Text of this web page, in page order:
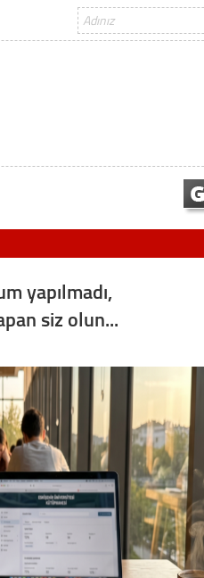
yapılmadı,
siz olun...